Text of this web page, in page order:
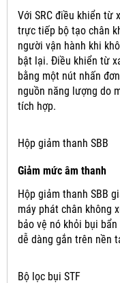
Với SRC điều khiển từ
trực tiếp bộ tạo chân
người vận hành khi
bật lại. Điều khiển từ
bằng một nút nhấn
nguồn năng lượng do
tích hợp.
Hộp giảm thanh SBB
Giảm mức âm thanh
Hộp giảm thanh SBB
máy phát chân không
bảo vệ nó khỏi bụi
dễ dàng gắn trên nền
Bộ lọc bụi STF